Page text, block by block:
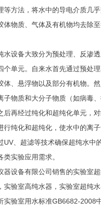
等方法，将水中的导电介质几
体物质、气体及有机物均去除
水设备大致分为预处理、反渗透
个单元。自来水首先通过预处
体、悬浮物以及部分有机物。
子物质和大分子物质（如病毒
后再经过纯化和超纯化单元，
行纯化和超纯化，使水中的离
UV、超滤等技术确保超纯水中
类实验应用需求。
器设备有限公司销售的实验室
实验室高纯水器，实验室超纯
实验室用水标准GB6682-2008